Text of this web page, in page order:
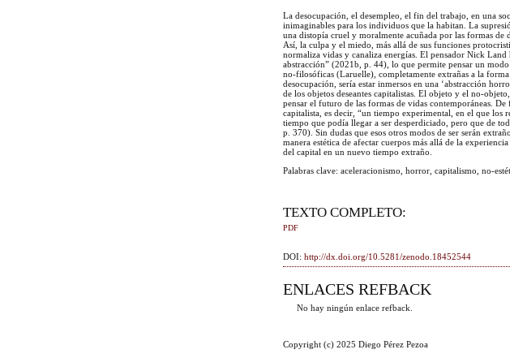
La desocupación, el desempleo, el fin del trabajo, en una
inimaginables para los individuos que la habitan. La
una distopía cruel y moralmente acuñada por las formas
Así, la culpa y el miedo, más allá de sus funciones
normaliza vidas y canaliza energías. El pensador Nick
abstracción” (2021b, p. 44), lo que permite pensar un
no-filosóficas (Laruelle), completamente extrañas a la
desocupación, sería estar inmersos en una ‘abstracción
de los objetos deseantes capitalistas. El objeto y el no-
pensar el futuro de las formas de vidas contemporáneas.
capitalista, es decir, “un tiempo experimental, en el que los
tiempo que podía llegar a ser desperdiciado, pero que de
p. 370). Sin dudas que esos otros modos de ser serán
manera estética de afectar cuerpos más allá de la
del capital en un nuevo tiempo extraño.
Palabras clave: aceleracionismo, horror, capitalismo, no-
TEXTO COMPLETO:
PDF
DOI:http://dx.doi.org/10.5281/zenodo.18452544
ENLACES REFBACK
No hay ningún enlace refback.
Copyright (c) 2025 Diego Pérez Pezoa